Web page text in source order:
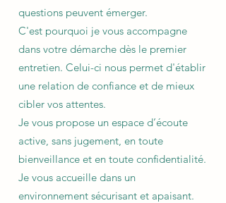
questions peuvent émerger.
C'est pourquoi je vous accompagne
dans votre démarche dès le premier
entretien. Celui-ci nous permet d'établir
une relation de confiance et de mieux
cibler vos attentes.
Je vous propose un espace d’écoute
active, sans jugement, en toute
bienveillance et en toute confidentialité.
Je vous accueille dans un
environnement sécurisant et apaisant.